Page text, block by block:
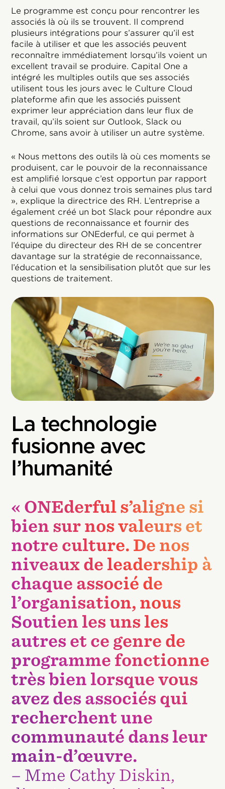
Le programme est conçu pour rencontrer les
associés là où ils se trouvent. Il comprend
plusieurs intégrations pour s’assurer qu’il est
facile à utiliser et que les associés peuvent
reconnaître immédiatement lorsqu’ils voient un
excellent travail se produire. Capital One a
intégré les multiples outils que ses associés
utilisent tous les jours avec le Culture Cloud
plateforme afin que les associés puissent
exprimer leur appréciation dans leur flux de
travail, qu’ils soient sur Outlook, Slack ou
Chrome, sans avoir à utiliser un autre système.
« Nous mettons des outils là où ces moments se
produisent, car le pouvoir de la reconnaissance
est amplifié lorsque c’est opportun par rapport
à celui que vous donnez trois semaines plus tard
», explique la directrice des RH. L’entreprise a
également créé un bot Slack pour répondre aux
questions de reconnaissance et fournir des
informations sur ONEderful, ce qui permet à
l’équipe du directeur des RH de se concentrer
davantage sur la stratégie de reconnaissance,
l’éducation et la sensibilisation plutôt que sur les
questions de traitement.
La technologie
fusionne avec
l’humanité
« ONEderful s’aligne si
bien sur nos valeurs et
notre culture. De nos
niveaux de leadership à
chaque associé de
l’organisation, nous
Soutien les uns les
autres et ce genre de
programme fonctionne
très bien lorsque vous
avez des associés qui
recherchent une
communauté dans leur
main-d’œuvre.
– Mme Cathy Diskin,